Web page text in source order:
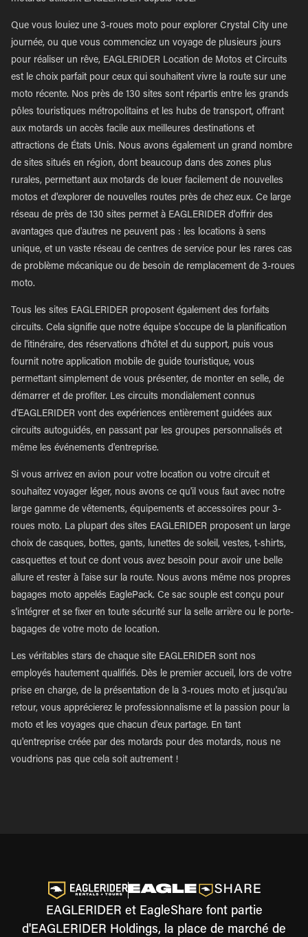
Que vous louiez une 3-roues moto pour explorer Crystal City une
journée, ou que vous commenciez un voyage de plusieurs jours
pour réaliser un rêve, EAGLERIDER Location de Motos et Circuits
est le choix parfait pour ceux qui souhaitent vivre la route sur une
moto récente. Nos près de 130 sites sont répartis entre les grands
pôles touristiques métropolitains et les hubs de transport, offrant
aux motards un accès facile aux meilleures destinations et
attractions de États Unis. Nous avons également un grand nombre
de sites situés en région, dont beaucoup dans des zones plus
rurales, permettant aux motards de louer facilement de nouvelles
motos et d'explorer de nouvelles routes près de chez eux. Ce large
réseau de près de 130 sites permet à EAGLERIDER d'offrir des
avantages que d'autres ne peuvent pas : les locations à sens
unique, et un vaste réseau de centres de service pour les rares cas
de problème mécanique ou de besoin de remplacement de 3-roues
moto.
Tous les sites EAGLERIDER proposent également des forfaits
circuits. Cela signifie que notre équipe s'occupe de la planification
de l'itinéraire, des réservations d'hôtel et du support, puis vous
fournit notre application mobile de guide touristique, vous
permettant simplement de vous présenter, de monter en selle, de
démarrer et de profiter. Les circuits mondialement connus
d'EAGLERIDER vont des expériences entièrement guidées aux
circuits autoguidés, en passant par les groupes personnalisés et
même les événements d'entreprise.
Si vous arrivez en avion pour votre location ou votre circuit et
souhaitez voyager léger, nous avons ce qu'il vous faut avec notre
large gamme de vêtements, équipements et accessoires pour 3-
roues moto. La plupart des sites EAGLERIDER proposent un large
choix de casques, bottes, gants, lunettes de soleil, vestes, t-shirts,
casquettes et tout ce dont vous avez besoin pour avoir une belle
allure et rester à l'aise sur la route. Nous avons même nos propres
bagages moto appelés EaglePack. Ce sac souple est conçu pour
s'intégrer et se fixer en toute sécurité sur la selle arrière ou le porte-
bagages de votre moto de location.
Les véritables stars de chaque site EAGLERIDER sont nos
employés hautement qualifiés. Dès le premier accueil, lors de votre
prise en charge, de la présentation de la 3-roues moto et jusqu'au
retour, vous apprécierez le professionnalisme et la passion pour la
moto et les voyages que chacun d'eux partage. En tant
qu'entreprise créée par des motards pour des motards, nous ne
voudrions pas que cela soit autrement !
EAGLERIDER et EagleShare font partie
d'EAGLERIDER Holdings, la place de marché de